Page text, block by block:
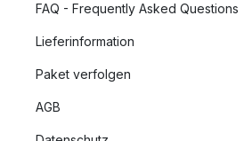
FAQ - Frequently Asked Questions
Lieferinformation
Paket verfolgen
AGB